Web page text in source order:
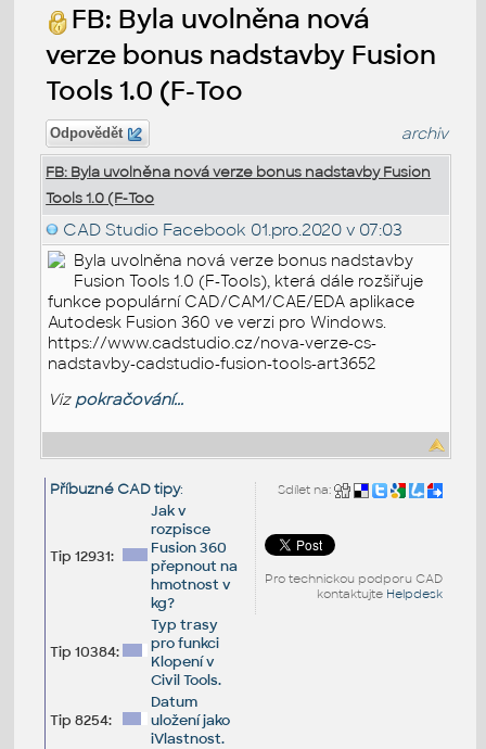
FB: Byla uvolněna nová
verze bonus nadstavby Fusion
Tools 1.0 (F-Too
Odpovědět archiv
FB: Byla uvolněna nová verze bonus nadstavby Fusion
Tools 1.0 (F-Too
CAD Studio Facebook 01.pro.2020 v 07:03
Byla uvolněna nová verze bonus nadstavby
Fusion Tools 1.0 (F-Tools), která dále rozšiřuje
funkce populární CAD/CAM/CAE/EDA aplikace
Autodesk Fusion 360 ve verzi pro Windows.
https://www.cadstudio.cz/nova-verze-cs-
nadstavby-cadstudio-fusion-tools-art3652
Viz pokračování...
Sdílet na:
Pro technickou podporu CAD
kontaktujte Helpdesk
Příbuzné CAD tipy:
Tip 12931:
Jak v
rozpisce
Fusion 360
přepnout na
hmotnost v
kg?
Tip 10384:
Typ trasy
pro funkci
Klopení v
Civil Tools.
Tip 8254:
Datum
uložení jako
iVlastnost.